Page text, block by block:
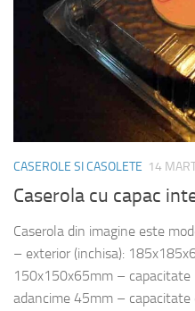
CASEROLE SI CASOLETE 14
Caserola cu capac
Caserola din imagine este
– exterior (inchisa):
150x150x65mm – capacitate
adancime 45mm – capacitate